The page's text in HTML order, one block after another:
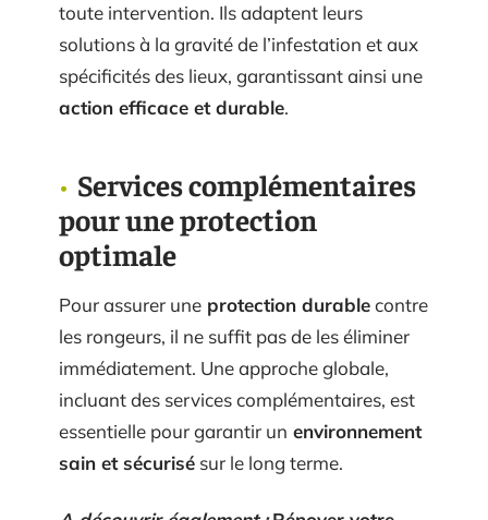
toute intervention. Ils adaptent leurs
solutions à la gravité de l’infestation et aux
spécificités des lieux, garantissant ainsi une
action efficace et durable.
Services complémentaires
pour une protection
optimale
Pour assurer une protection durablecontre
les rongeurs, il ne suffit pas de les éliminer
immédiatement. Une approche globale,
incluant des services complémentaires, est
essentielle pour garantir un environnement
sain et sécurisé sur le long terme.